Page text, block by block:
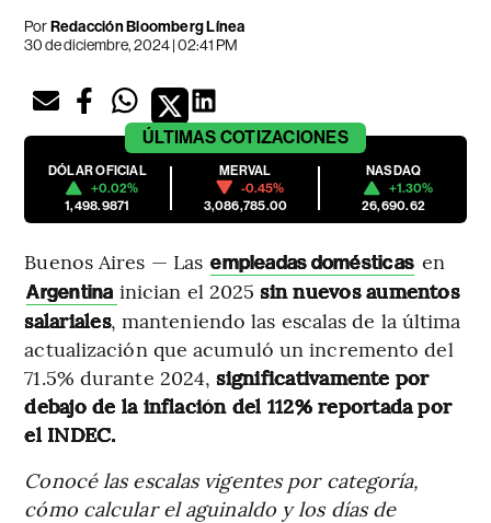
PorRedacción Bloomberg Línea
30 de diciembre, 2024 | 02:41 PM
ÚLTIMAS COTIZACIONES
DÓLAR OFICIAL
+0.02%
1,498.9871
MERVAL
-0.45%
3,086,785.00
NASDAQ
+1.30%
26,690.62
Buenos Aires — Las empleadas domésticas en
Argentina inician el 2025sin nuevos aumentos
salariales, manteniendo las escalas de la última
actualización que acumuló un incremento del
71.5% durante 2024,significativamente por
debajo de la inflación del 112% reportada por
el INDEC.
Conocé las escalas vigentes por categoría,
cómo calcular el aguinaldo y los días de